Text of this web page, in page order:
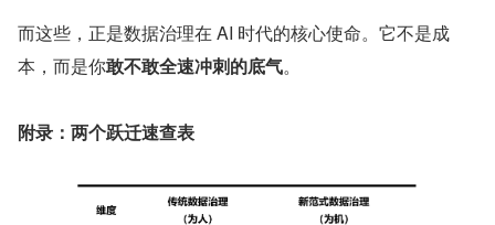
而这些，正是数据治理在 AI 时代的核心使命。它不是成
本，而是你敢不敢全速冲刺的底气。
附录：两个跃迁速查表